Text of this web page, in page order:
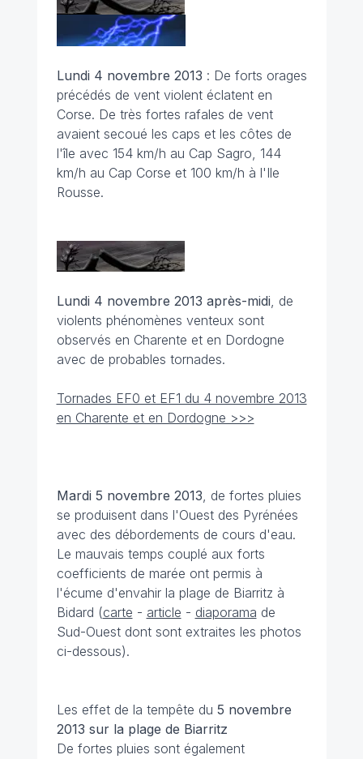
Lundi 4 novembre 2013 : De forts orages
précédés de vent violent éclatent en
Corse. De très fortes rafales de vent
avaient secoué les caps et les côtes de
l'île avec 154 km/h au Cap Sagro, 144
km/h au Cap Corse et 100 km/h à l'Ile
Rousse.
Lundi 4 novembre 2013 après-midi, de
violents phénomènes venteux sont
observés en Charente et en Dordogne
avec de probables tornades.
Tornades EF0 et EF1 du 4 novembre 2013
en Charente et en Dordogne >>>
Mardi 5 novembre 2013, de fortes pluies
se produisent dans l'Ouest des Pyrénées
avec des débordements de cours d'eau.
Le mauvais temps couplé aux forts
coefficients de marée ont permis à
l'écume d'envahir la plage de Biarritz à
Bidard (carte - article - diaporama de
Sud-Ouest dont sont extraites les photos
ci-dessous).
Les effet de la tempête du 5 novembre
2013 sur la plage de Biarritz
De fortes pluies sont également